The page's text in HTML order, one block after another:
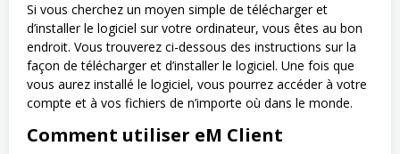
Si vous cherchez un moyen simple de télécharger et
d’installer le logiciel sur votre ordinateur, vous êtes au bon
endroit. Vous trouverez ci-dessous des instructions sur la
façon de télécharger et d’installer le logiciel. Une fois que
vous aurez installé le logiciel, vous pourrez accéder à votre
compte et à vos fichiers de n’importe où dans le monde.
Comment utiliser eM Client